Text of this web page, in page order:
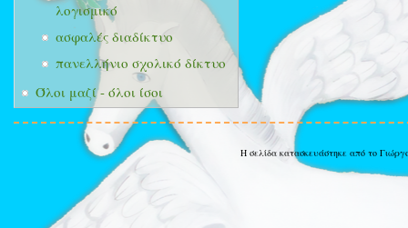
λογισμικό
ασφαλές διαδίκτυο
πανελλήνιο σχολικό δίκτυο
Όλοι μαζί - όλοι ίσοι
Η σελίδα κατασκευάστηκε από το